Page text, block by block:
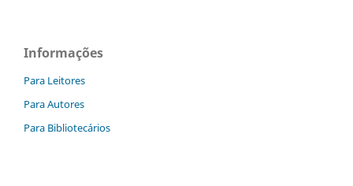
Informações
Para Leitores
Para Autores
Para Bibliotecários